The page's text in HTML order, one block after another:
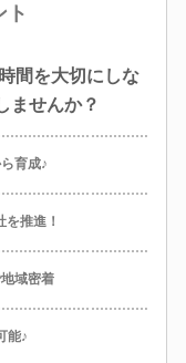
ト
間を大切にしな
ませんか？
育成♪
推進！
域密着
能♪